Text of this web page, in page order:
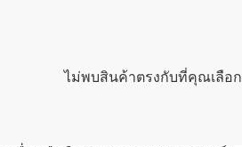
ไม่พบสินค้าตรงกับที่คุณเลือก